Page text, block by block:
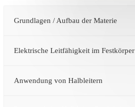
Grundlagen / Aufbau der Materie
Elektrische Leitfähigkeit im Festkörper
Anwendung von Halbleitern